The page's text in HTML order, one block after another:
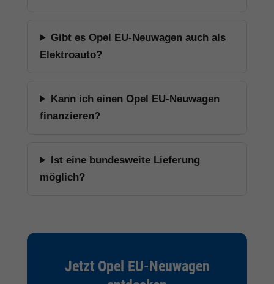
Gibt es Opel EU-Neuwagen auch als
Elektroauto?
Kann ich einen Opel EU-Neuwagen
finanzieren?
Ist eine bundesweite Lieferung
möglich?
Jetzt Opel EU-Neuwagen